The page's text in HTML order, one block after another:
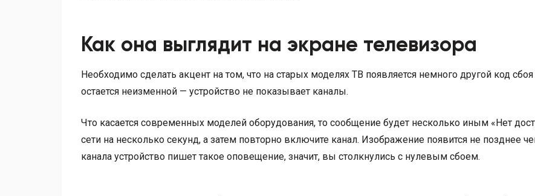
Как она выглядит на экране телевизора
Необходимо сделать акцент на том, что на старых моделях ТВ появляется немного другой код
остается неизменной — устройство не показывает каналы.
Что касается современных моделей оборудования, то сообщение будет несколько иным «Нет
сети на несколько секунд, а затем повторно включите канал. Изображение появится не позднее
канала устройство пишет такое оповещение, значит, вы столкнулись с нулевым сбоем.